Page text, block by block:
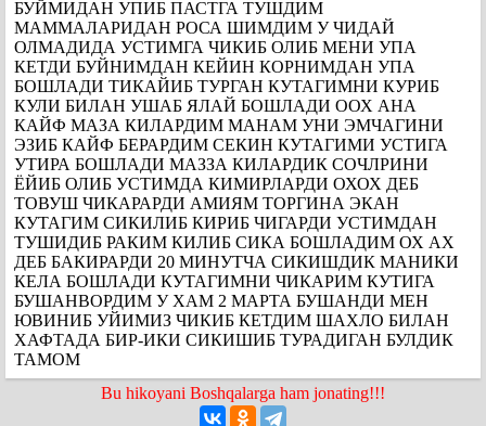
БУЙМИДАН УПИБ ПАСТГА ТУШДИМ
МАММАЛАРИДАН РОСА ШИМДИМ У ЧИДАЙ
ОЛМАДИДА УСТИМГА ЧИКИБ ОЛИБ МЕНИ УПА
КЕТДИ БУЙНИМДАН КЕЙИН КОРНИМДАН УПА
БОШЛАДИ ТИКАЙИБ ТУРГАН КУТАГИМНИ КУРИБ
КУЛИ БИЛАН УШАБ ЯЛАЙ БОШЛАДИ ООХ АНА
КАЙФ МАЗА КИЛАРДИМ МАНАМ УНИ ЭМЧАГИНИ
ЭЗИБ КАЙФ БЕРАРДИМ СЕКИН КУТАГИМИ УСТИГА
УТИРА БОШЛАДИ МАЗЗА КИЛАРДИК СОЧЛРИНИ
ЁЙИБ ОЛИБ УСТИМДА КИМИРЛАРДИ ОХОХ ДЕБ
ТОВУШ ЧИКАРАРДИ АМИЯМ ТОРГИНА ЭКАН
КУТАГИМ СИКИЛИБ КИРИБ ЧИГАРДИ УСТИМДАН
ТУШИДИБ РАКИМ КИЛИБ СИКА БОШЛАДИМ ОХ АХ
ДЕБ БАКИРАРДИ 20 МИНУТЧА СИКИШДИК МАНИКИ
КЕЛА БОШЛАДИ КУТАГИМНИ ЧИКАРИМ КУТИГА
БУШАНВОРДИМ У ХАМ 2 МАРТА БУШАНДИ МЕН
ЮВИНИБ УЙИМИЗ ЧИКИБ КЕТДИМ ШАХЛО БИЛАН
ХАФТАДА БИР-ИКИ СИКИШИБ ТУРАДИГАН БУЛДИК
ТАМОМ
Bu hikoyani Boshqalarga ham jonating!!!